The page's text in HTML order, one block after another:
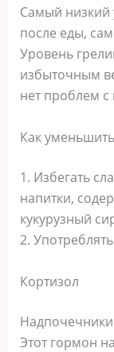
Самый низкий
после еды,
Уровень
избыточным
нет проблем с
Как
1. Избегать
напитки,
кукурузный
2.
Кортизол
Этот гормон